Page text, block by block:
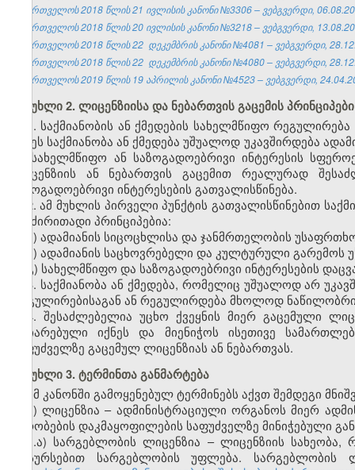
საქართველოს 2018 წლის 21 ივლისის კანონი №3306 – ვებგვერდი,
საქართველოს 2018 წლის 20 ივლისის კანონი №3218 – ვებგვერდი,
საქართველოს 2018 წლის 22 დეკემბრის კანონი №4081 – ვებგვერდი,
საქართველოს 2018 წლის 22 დეკემბრის კანონი №4080 – ვებგვერდი,
საქართველოს 2019 წლის 19 აპრილის კანონი №4523 – ვებგვერდი,
მუხლი 2. ლიცენზიისა და ნებართვის გაცემის პრინციპები
1. საქმიანობის ან ქმედების სახელმწიფო
თუ ეს საქმიანობა ან ქმედება უშუალოდ უკავშირდება
ან სახელმწიფო ან საზოგადოებრივი ინტერესის
ლიცენზიის ან ნებართვის გაცემით რეალურად
საზოგადოებრივი ინტერესების გათვალისწინება.
2. ამ მუხლის პირველი პუნქტის გათვალისწინებით
და ძირითადი პრინციპებია:
ა) ადამიანის სიცოცხლისა და ჯანმრთელობის
ბ) ადამიანის საცხოვრებელი და კულტურული
გ) სახელმწიფო და საზოგადოებრივი ინტერესების
3. საქმიანობა ან ქმედება, რომელიც უშუალოდ არ
რეგულირებისაგან ან რეგულირდება მხოლოდ
4. შესაძლებელია უცხო ქვეყნის მიერ გაცემული
აღიარებული იქნეს და მიენიჭოს ისეთივე
საფუძველზე გაცემულ ლიცენზიას ან ნებართვას.
მუხლი 3. ტერმინთა განმარტება
ამ კანონში გამოყენებულ ტერმინებს აქვთ შემდეგი
ა) ლიცენზია – ადმინისტრაციული ორგანოს მიერ
პირობების დაკმაყოფილების საფუძველზე მინიჭებული
ა.ა) სარგებლობის ლიცენზია – ლიცენზიის
რესურსებით სარგებლობის უფლება.